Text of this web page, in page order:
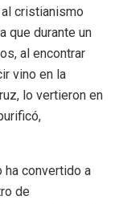
cristianismo
que durante un
al encontrar
vino en la
lo vertieron en
ha convertido a
de